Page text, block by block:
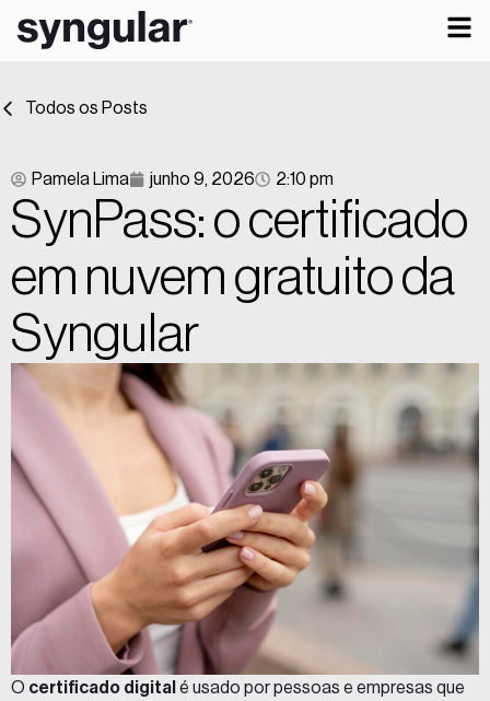
Todos os Posts
Pamela Lima junho 9, 2026 2:10 pm
SynPass: o certificado
em nuvem gratuito da
Syngular
O certificado digital é usado por pessoas e empresas que